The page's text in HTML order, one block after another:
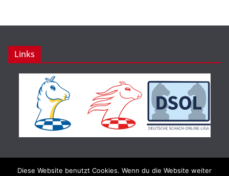
Links
Diese Website benutzt Cookies. Wenn du die Website weiter